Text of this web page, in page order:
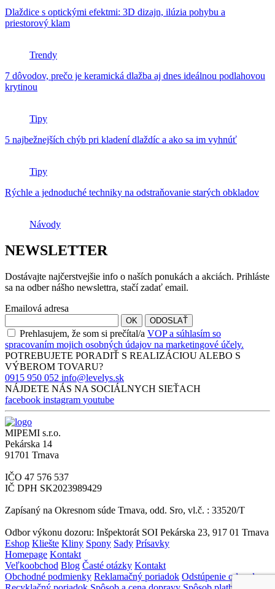
Dlaždice s optickými efektmi: 3D dizajn, ilúzia pohybu a
priestorový klam
Trendy
7 dôvodov, prečo je keramická dlažba aj dnes ideálnou podlahovou
krytinou
Tipy
5 najbežnejších chýb pri kladení dlaždíc a ako sa im vyhnúť
Tipy
Rýchle a jednoduché techniky na odstraňovanie starých obkladov
Návody
NEWSLETTER
Dostávajte najčerstvejšie info o naších ponukách a akciách. Prihláste
sa na odber nášho newslettra, stačí zadať email.
Emailová adresa
OK ODOSLAŤ
Prehlasujem, že som si prečítal/a VOP a súhlasím so
spracovaním mojich osobných údajov na marketingové účely.
POTREBUJETE PORADIŤ S REALIZÁCIOU ALEBO S
VÝBEROM TOVARU?
0915 950 052 info@levelys.sk
NÁJDETE NÁS NA SOCIÁLNYCH SIEŤACH
facebook instagram youtube
MIPEMI s.r.o.
Pekárska 14
91701 Trnava
IČO 47 576 537
IČ DPH SK2023989429
Zapísaný na Okresnom súde Trnava, odd. Sro, vl.č. : 33520/T
Odbor výkonu dozoru: Inšpektorát SOI Pekárska 23, 917 01 Trnava
Eshop Kliešte Kliny Spony Sady Prísavky
Homepage Kontakt
Veľkoobchod Blog Časté otázky Kontakt
Obchodné podmienky Reklamačný poriadok Odstúpenie od zmluvy